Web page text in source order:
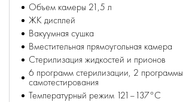
Объем камеры 21,5 л
ЖК дисплей
Вакуумная сушка
Вместительная прямоугольная камера
Стерилизация жидкостей и прионов
6 программ стерилизации, 2 программы
самотестирования
Температурный режим 121–137°С